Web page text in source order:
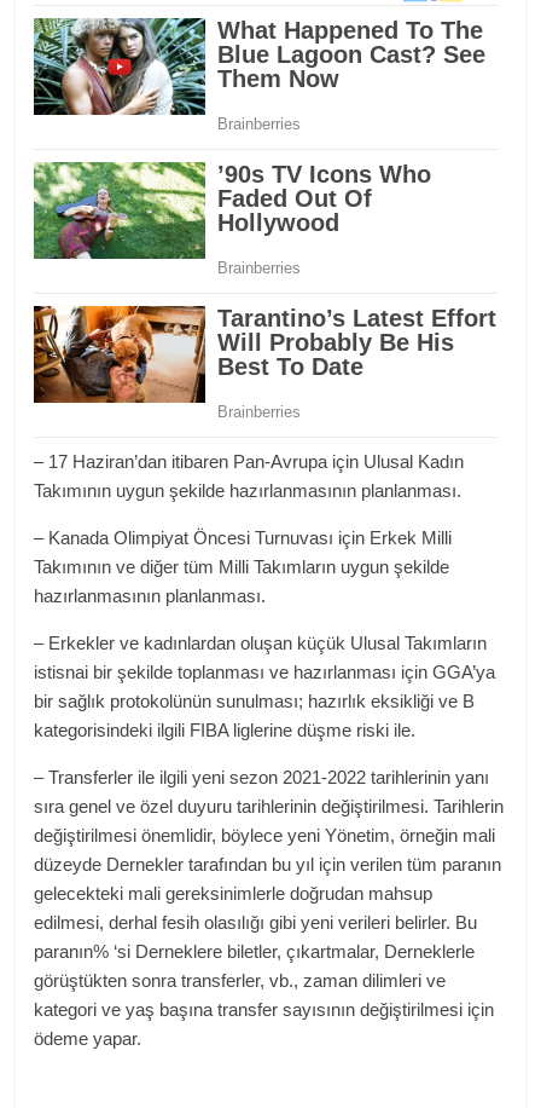
– 17 Haziran’dan itibaren Pan-Avrupa için Ulusal Kadın
Takımının uygun şekilde hazırlanmasının planlanması.
– Kanada Olimpiyat Öncesi Turnuvası için Erkek Milli
Takımının ve diğer tüm Milli Takımların uygun şekilde
hazırlanmasının planlanması.
– Erkekler ve kadınlardan oluşan küçük Ulusal Takımların
istisnai bir şekilde toplanması ve hazırlanması için GGA’ya
bir sağlık protokolünün sunulması; hazırlık eksikliği ve B
kategorisindeki ilgili FIBA ​​liglerine düşme riski ile.
– Transferler ile ilgili yeni sezon 2021-2022 tarihlerinin yanı
sıra genel ve özel duyuru tarihlerinin değiştirilmesi. Tarihlerin
değiştirilmesi önemlidir, böylece yeni Yönetim, örneğin mali
düzeyde Dernekler tarafından bu yıl için verilen tüm paranın
gelecekteki mali gereksinimlerle doğrudan mahsup
edilmesi, derhal fesih olasılığı gibi yeni verileri belirler. Bu
paranın% ‘si Derneklere biletler, çıkartmalar, Derneklerle
görüştükten sonra transferler, vb., zaman dilimleri ve
kategori ve yaş başına transfer sayısının değiştirilmesi için
ödeme yapar.